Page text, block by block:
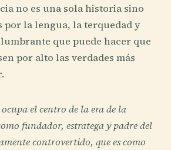
no es una sola historia sino
por la lengua, la terquedad y
que puede hacer que
por alto las verdades más
el centro de la era de la
fundador, estratega y padre del
controvertido, que es como